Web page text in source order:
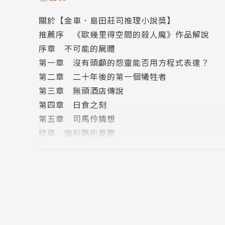
1980年代出生的香港人，曾經為了追蹤日全蝕而
寫小說的念頭。
2015年開始在香港線上討論區連載小說，其中武
體書；亦因為這次出版帶來的勇氣，於2016年
創作。
個人臉書粉絲團：www.facebook.com/
●【謎人俱樂部】臉書粉絲團：
關於【金車．島田莊司推理小說獎】
推薦序 《歐幾里得空間的殺人魔》作品解說
序章 不可能的屍體
第一章 沒有頭顱的怨靈能否用方程式表達？
第二章 二十年後的第一個犧牲者
第三章 無頭酒店傳說
第四章 日食之刻
第五章 司馬伶猜想
終章 伽利略的憂鬱